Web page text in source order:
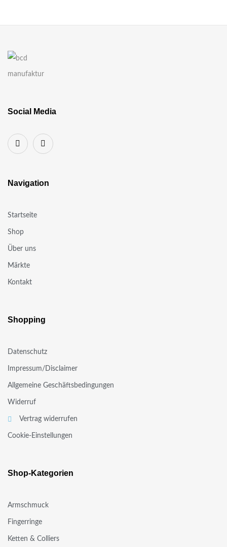
Social Media
Navigation
Startseite
Shop
Über uns
Märkte
Kontakt
Shopping
Datenschutz
Impressum/Disclaimer
Allgemeine Geschäftsbedingungen
Widerruf
Vertrag widerrufen
Cookie-Einstellungen
Shop-Kategorien
Armschmuck
Fingerringe
Ketten & Colliers